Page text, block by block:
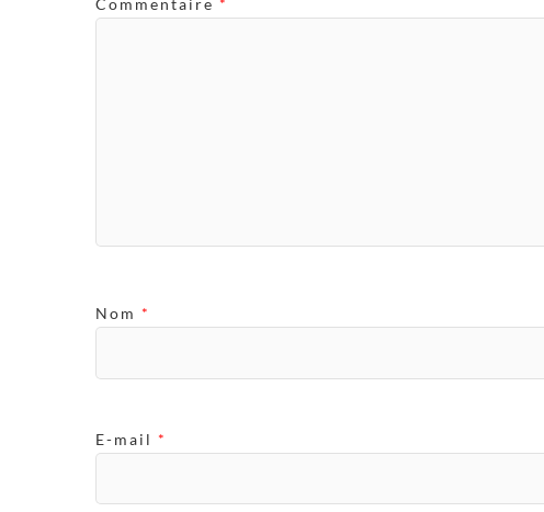
Nom *
E-mail *